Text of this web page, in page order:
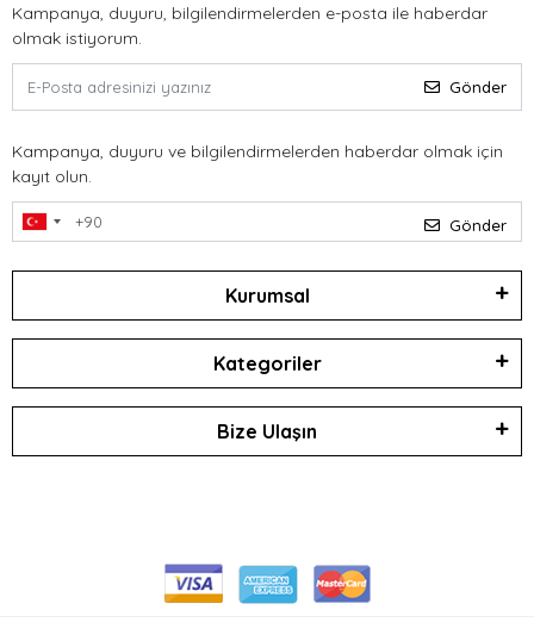
Kampanya, duyuru, bilgilendirmelerden e-posta ile haberdar
olmak istiyorum.
Gönder
Kampanya, duyuru ve bilgilendirmelerden haberdar olmak için
kayıt olun.
Gönder
Kurumsal
Kategoriler
Bize Ulaşın